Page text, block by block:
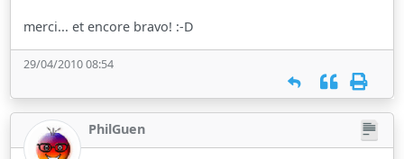
merci... et encore bravo! :-D
29/04/2010 08:54
PhilGuen